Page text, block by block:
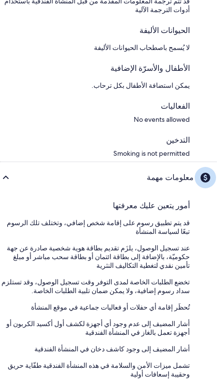
أدوات الترجمة الآلية
الحيوانات الأليفة
لا يُسمح باصطحاب الحيوانات الأليفة
الأطفال والأسرّة الإضافية
يمكن استضافة الأطفال بكل ترحاب.
الفعاليات
No events allowed
التدخين
Smoking is not permitted
معلومات مهمة
أمور يتعين عليك معرفتها
قد يتم تطبيق رسوم على إقامة شخص إضافي، وتختلف تلك الرسوم
تبعًا لسياسة المنشأة
عند تسجيل الوصول، يلزَم تقديم بطاقة هوية شخصية صادرة عن جهة
حكوميّة، بالإضافة إلى بطاقة ائتمان أو بطاقة سحب مباشر أو مبلغ
تأمين نقدي لتغطية التكاليف النثرية
تخضع الطلبات الخاصة لمدى التوفر وقت تسجيل الوصول، وقد تستلزم
سداد رسوم إضافية، ولا يمكن ضمان تلبية الطلبات الخاصة.
تُحظَر إقامة أي حفلات أو فعاليات جماعية في موقع المنشأة
أشار المضيف إلى عدم وجود أي أجهزة لكشف أول أكسيد الكربون أو
أجهزة تعمل بالغاز في المنشأة الفندقية
أشار المضيف إلى وجود كاشف دخان في المنشأة الفندقية
تشمل ميزات الأمن والسلامة في هذه المنشأة الفندقية طفّاية حريق
وحقيبة إسعافات أولية